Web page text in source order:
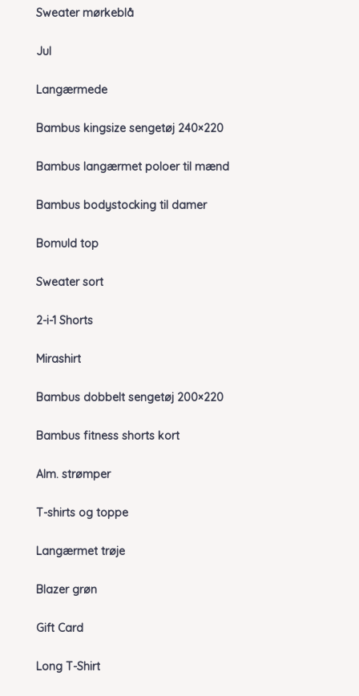
Sweater mørkeblå
Jul
Langærmede
Bambus kingsize sengetøj 240×220
Bambus langærmet poloer til mænd
Bambus bodystocking til damer
Bomuld top
Sweater sort
2-i-1 Shorts
Mirashirt
Bambus dobbelt sengetøj 200×220
Bambus fitness shorts kort
Alm. strømper
T-shirts og toppe
Langærmet trøje
Blazer grøn
Gift Card
Long T-Shirt